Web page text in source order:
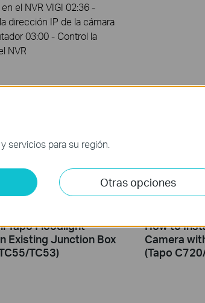
el NVR VIGI 02:36 -
dirección IP de la cámara
03:00 - Control la
NVR
Tapo Floodlight
Existing Junction Box
TC53)
How to
Camera
(Tapo
servicios para su región.
Otras opciones